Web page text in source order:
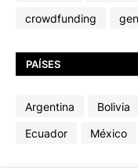
crowdfunding
PAÍSES
Argentina Bolivia
Ecuador
México